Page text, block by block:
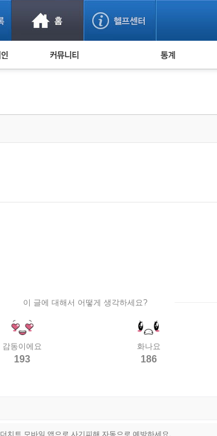
사기 예방했어요! 누적 피해사례 통계
이 글에 대해서 어떻게 생각하세요?
감동이에요
193
화나요
186
더치트 모바일 앱으로 사기피해 자동으로 예방하세요.